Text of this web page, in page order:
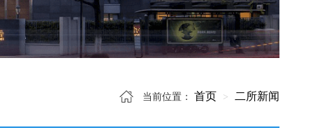
当前位置： 首页 二所新闻